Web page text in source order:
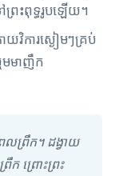
រះពុទ្ធរូបឡើយ។
យវិការស្ងៀមៗគ្រប់
មមាញឹក
លព្រឹក។ ដង្វាយ
ក ព្រោះព្រះ